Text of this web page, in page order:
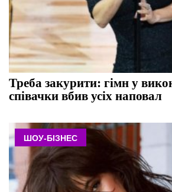
Треба закурити: гімн у
співачки вбив усіх наповал
ШОУ-БІЗНЕС